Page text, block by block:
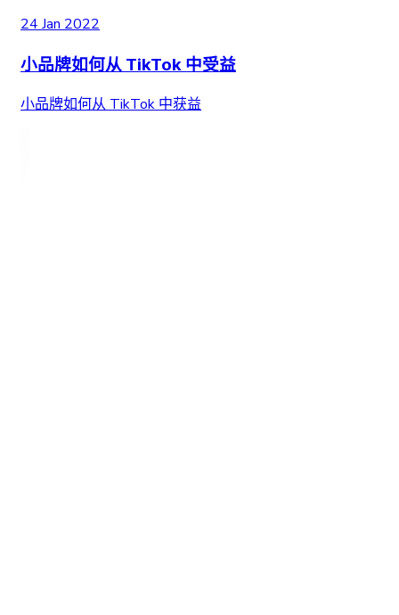
24 Jan 2022
小品牌如何从 TikTok 中受益
小品牌如何从 TikTok 中获益